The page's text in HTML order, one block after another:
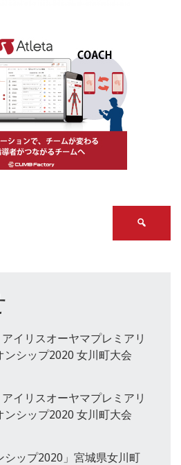
アイリスオーヤマプレミアリ
シップ2020 女川町大会
アイリスオーヤマプレミアリ
シップ2020 女川町大会
シップ2020」宮城県女川町